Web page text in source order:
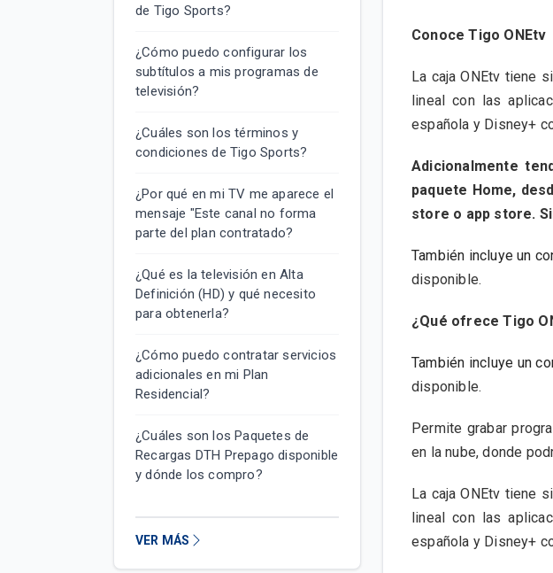
de Tigo Sports?
¿Cómo puedo configurar los
subtítulos a mis programas de
televisión?
¿Cuáles son los términos y
condiciones de Tigo Sports?
¿Por qué en mi TV me aparece el
mensaje "Este canal no forma
parte del plan contratado?
¿Qué es la televisión en Alta
Definición (HD) y qué necesito
para obtenerla?
¿Cómo puedo contratar servicios
adicionales en mi Plan
Residencial?
¿Cuáles son los Paquetes de
Recargas DTH Prepago disponible
y dónde los compro?
VER MÁS
Conoce Tigo ONEtv
La caja ONEtv tiene
lineal con las
española y Disney+
Adicionalmente
paquete Home,
store o app store.
También incluye un
disponible.
¿Qué ofrece Tigo
También incluye un
disponible.
Permite grabar
en la nube, donde
La caja ONEtv tiene
lineal con las
española y Disney+